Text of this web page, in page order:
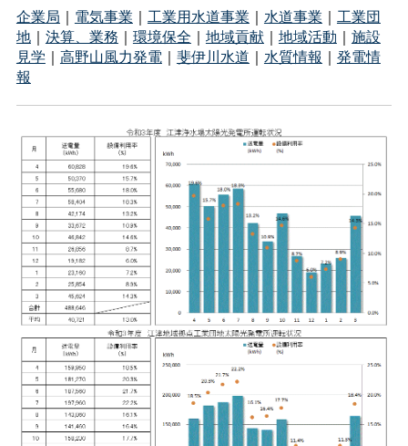
企業局 ｜ 電気事業 ｜ 工業用水道事業 ｜ 水道事業 ｜ 工業団
地｜ 決算、業務 ｜ 環境保全 ｜ 地域貢献｜ 地域活動 ｜ 施設
見学 ｜ 高野山風力発電 ｜ 斐伊川水道 ｜ 水質情報 ｜ 発電情
報